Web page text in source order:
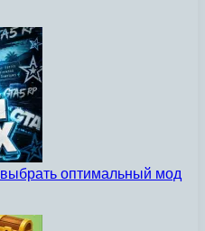
оптимальный мод